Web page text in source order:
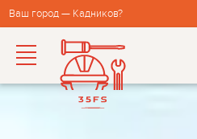
Ваш город — Кадников?